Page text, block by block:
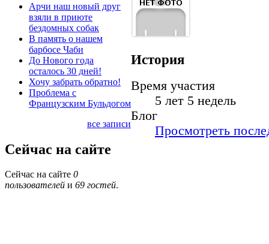
Арчи наш новый друг
взяли в приюте
бездомных собак
В память о нашем
барбосе Чаби
До Нового года
осталось 30 дней!
Хочу забрать обратно!
Проблема с
Французским Бульдогом
все записи
Сейчас на сайте
Сейчас на сайте 0
пользователей и 69 гостей.
История
Время участия
5 лет 5 недель
Блог
Просмотреть